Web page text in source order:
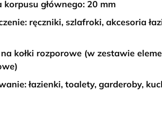
korpusu głównego: 20 mm
ręczniki, szlafroki, akcesoria
na kołki rozporowe (w zestawie
łazienki, toalety, garderoby,